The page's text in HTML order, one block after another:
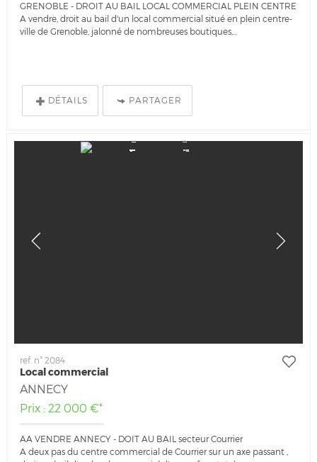
GRENOBLE - DROIT AU BAIL LOCAL COMMERCIAL PLEIN CENTRE
A vendre, droit au bail d'un local commercial situé en plein centre-
ville de Grenoble, jalonné de nombreuses boutiques,...
DÉTAILS PARTAGER
ref. n° 2084
Local commercial
ANNECY
Prix : 22 000 €*
AA VENDRE ANNECY - DOIT AU BAIL secteur Courrier
A deux pas du centre commercial de Courrier sur un axe passant ,